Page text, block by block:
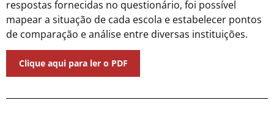
respostas fornecidas no questionário, foi possível
mapear a situação de cada escola e estabelecer pontos
de comparação e análise entre diversas instituições.
Clique aqui para ler o PDF